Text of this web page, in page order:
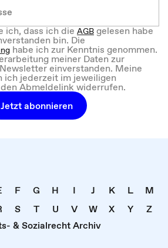
ich, dass ich dieAGBgelesen habe
bin. Die
habe ich zur Kenntnis genommen.
meiner Daten zur
einverstanden. Meine
ich jederzeit im jeweiligen
Abmeldelink widerrufen.
Jetzt abonnieren
F G H I J K L
M
S T U V W X Y
Z
& Sozialrecht Archiv